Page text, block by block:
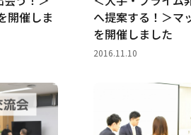
開催しま
へ提案する！＞マ
を開催しました
2016.11.10